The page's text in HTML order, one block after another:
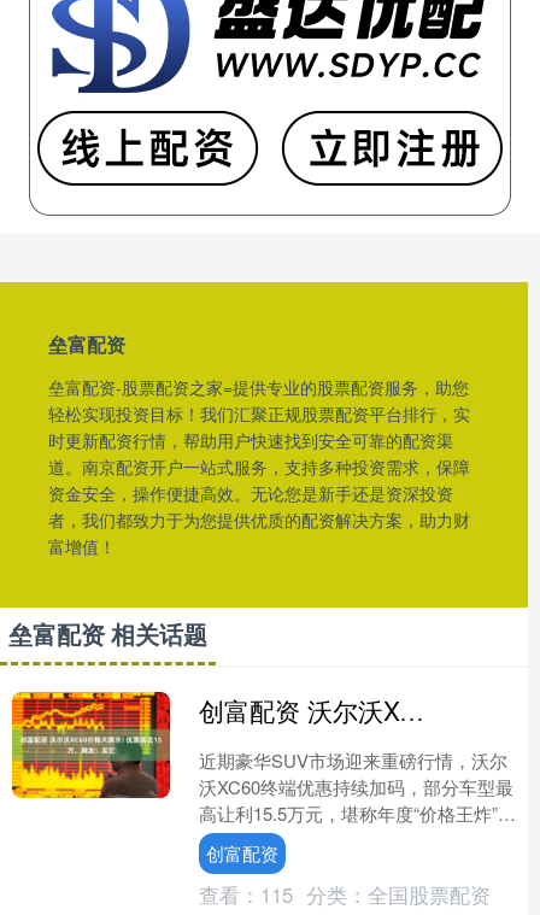
垒富配资
垒富配资-股票配资之家=提供专业的股票配资服务，助您
轻松实现投资目标！我们汇聚正规股票配资平台排行，实
时更新配资行情，帮助用户快速找到安全可靠的配资渠
道。南京配资开户一站式服务，支持多种投资需求，保障
资金安全，操作便捷高效。无论您是新手还是资深投资
者，我们都致力于为您提供优质的配资解决方案，助力财
富增值！
垒富配资 相关话题
创富配资 沃尔沃XC60价格大跳水! 优惠高达15万，网友：买它
近期豪华SUV市场迎来重磅行情，沃尔
沃XC60终端优惠持续加码，部分车型最
高让利15.5万元，堪称年度“价格王炸”。
曾经指导价近40万的豪华中型SUV，如
今入门....
创富配资
查看： 115 分类： 全国股票配资